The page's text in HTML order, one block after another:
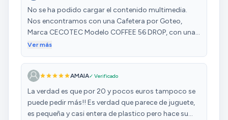
No se ha podido cargar el contenido multimedia.
Nos encontramos con una Cafetera por Goteo,
Marca CECOTEC Modelo COFFEE 56 DROP, con una
potencia de 650W y una Capacidad de 0,8 litros.
la base calefactora, la cual se apaga a los 40
minutos. Posee Boquilla anti goteo y trae un Filtro
permanente pero también permite usar filtros de
papel. El depósito tiene una ventana que nos permite
ver el nivel de agua y con marcas para controlar
Ver más
AMAIA✓ Verificado
La verdad es que por 20 y pocos euros tampoco se
puede pedir más!! Es verdad que parece de juguete,
es pequeña y casi entera de plastico pero hace su